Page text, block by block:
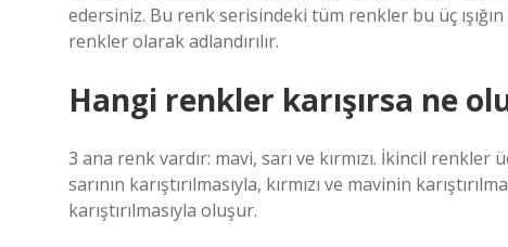
edersiniz. Bu renk serisindeki tüm renkler bu üç ışığın
renkler olarak adlandırılır.
Hangi renkler karışırsa ne
3 ana renk vardır: mavi, sarı ve kırmızı. İkincil
sarının karıştırılmasıyla, kırmızı ve mavinin
karıştırılmasıyla oluşur.